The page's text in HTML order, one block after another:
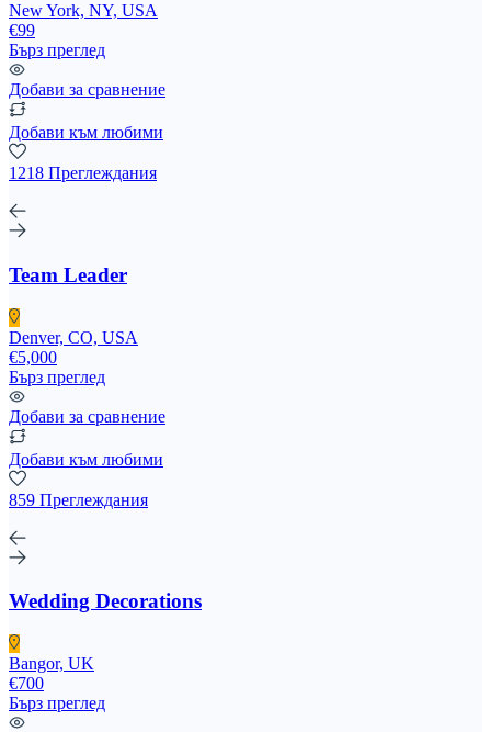
New York, NY, USA
€99
Бърз преглед
Добави за сравнение
Добави към любими
1218 Преглеждания
Team Leader
Denver, CO, USA
€5,000
Бърз преглед
Добави за сравнение
Добави към любими
859 Преглеждания
Wedding Decorations
Bangor, UK
€700
Бърз преглед